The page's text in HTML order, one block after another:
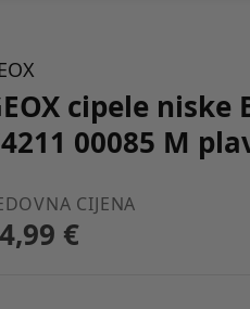
cipele niske
00085 M
CIJENA
€